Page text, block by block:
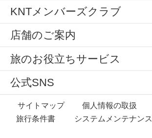
KNTメンバーズクラブ
店舗のご案内
旅のお役立ちサービス
公式SNS
サイトマップ 個人情報の取扱
旅行条件書
システムメンテナンス